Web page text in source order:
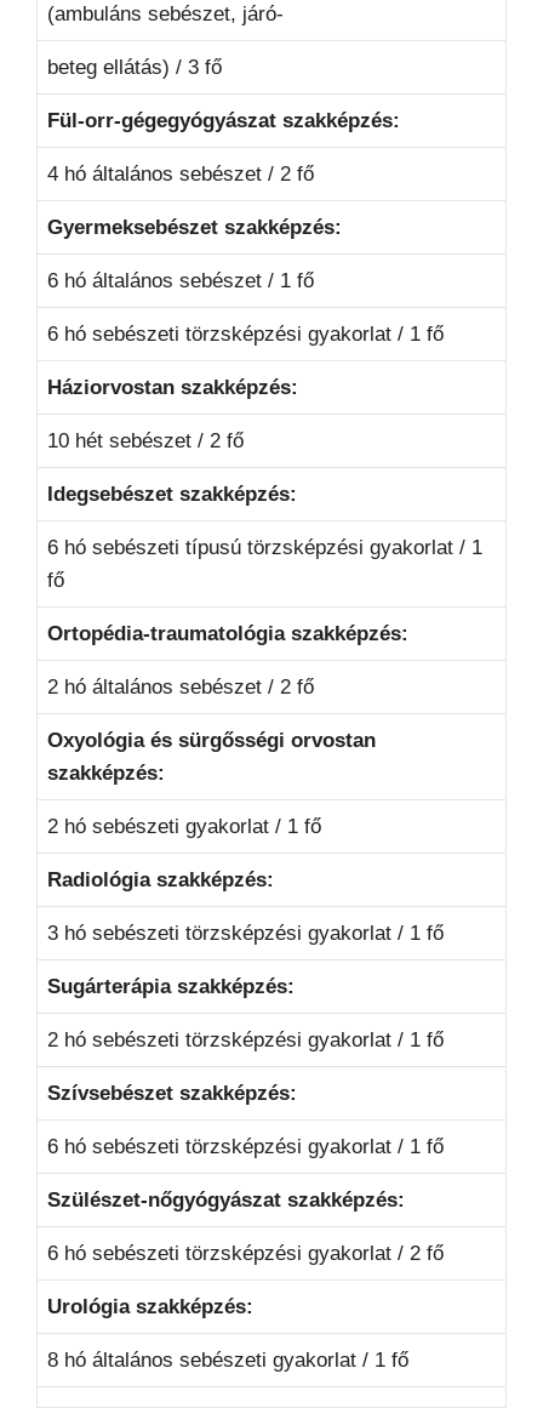
(ambuláns sebészet, járó-
beteg ellátás) / 3 fő
Fül-orr-gégegyógyászat szakképzés:
4 hó általános sebészet / 2 fő
Gyermeksebészet szakképzés:
6 hó általános sebészet / 1 fő
6 hó sebészeti törzsképzési gyakorlat / 1 fő
Háziorvostan szakképzés:
10 hét sebészet / 2 fő
Idegsebészet szakképzés:
6 hó sebészeti típusú törzsképzési gyakorlat / 1
fő
Ortopédia-traumatológia szakképzés:
2 hó általános sebészet / 2 fő
Oxyológia és sürgősségi orvostan
szakképzés:
2 hó sebészeti gyakorlat / 1 fő
Radiológia szakképzés:
3 hó sebészeti törzsképzési gyakorlat / 1 fő
Sugárterápia szakképzés:
2 hó sebészeti törzsképzési gyakorlat / 1 fő
Szívsebészet szakképzés:
6 hó sebészeti törzsképzési gyakorlat / 1 fő
Szülészet-nőgyógyászat szakképzés:
6 hó sebészeti törzsképzési gyakorlat / 2 fő
Urológia szakképzés:
8 hó általános sebészeti gyakorlat / 1 fő